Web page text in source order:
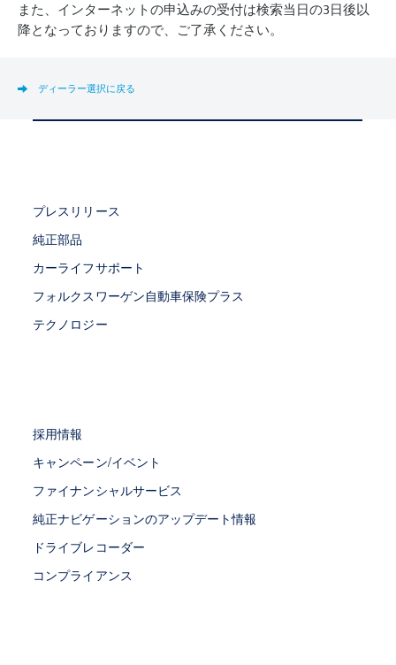
また、インターネットの申込みの受付は検索当日の3日後以
降となっておりますので、ご了承ください。
ディーラー選択に戻る
プレスリリース
純正部品
カーライフサポート
フォルクスワーゲン自動車保険プラス
テクノロジー
採用情報
キャンペーン/イベント
ファイナンシャルサービス
純正ナビゲーションのアップデート情報
ドライブレコーダー
コンプライアンス